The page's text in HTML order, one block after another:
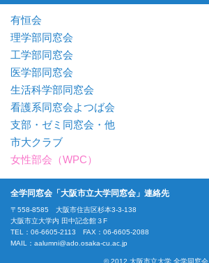
有恒会
理学部同窓会
工学部同窓会
医学部同窓会
生活科学部同窓会
看護系同窓会よつば会
支部・ゼミ同窓会・他
市大クラブ
女性部会（WPC）
全学同窓会「大阪市立大学同窓会」連絡先
〒558-8585 大阪市住吉区杉本3-3-138
大阪市立大学内 田中記念館３F
TEL：06-6605-2113 FAX：06-6605-2088
MAIL： aalumni@ado.osaka-cu.ac.jp
© 2012 大阪市立大学 全学同窓会